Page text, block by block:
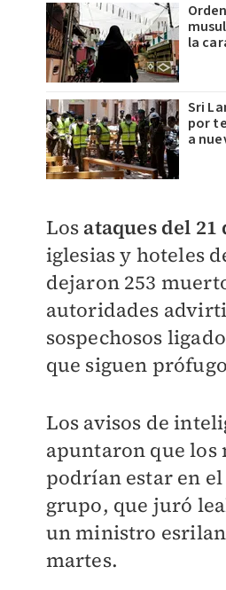
la
Sri
por
a
Los ataques del
iglesias y hoteles
dejaron 253
autoridades
sospechosos
que siguen
Los avisos de
apuntaron que
podrían estar en
grupo, que juró
un ministro
martes.